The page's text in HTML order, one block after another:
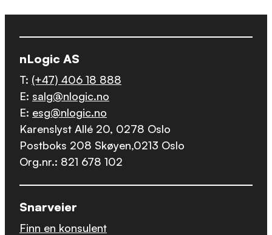
nLogic AS
T: (+47) 406 18 888
E: salg@nlogic.no
E: esg@nlogic.no
Karenslyst Allé 20, 0278 Oslo
Postboks 208 Skøyen,0213 Oslo
Org.nr.: 821 678 102
Snarveier
Finn en konsulent